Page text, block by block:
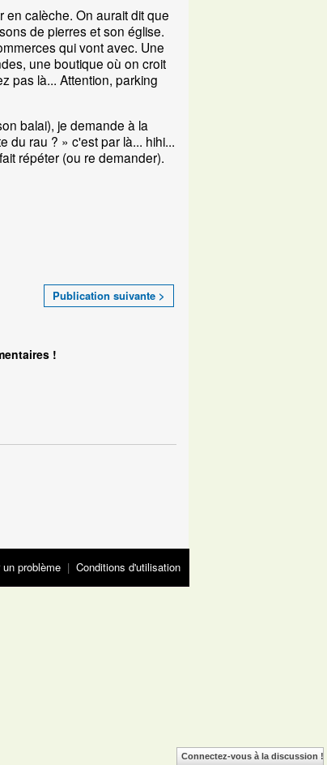
calèche. On aurait dit que
de pierres et son église.
qui vont avec. Une
une boutique où on croit
pas là... Attention, parking
balai), je demande à la
du rau ? » c'est par là... hihi...
répéter (ou re demander).
Publication suivante >
!
problème | Conditions d'utilisation
Connectez-vous à la discussion !